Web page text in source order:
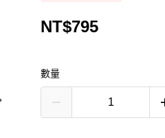
NT$795
數量